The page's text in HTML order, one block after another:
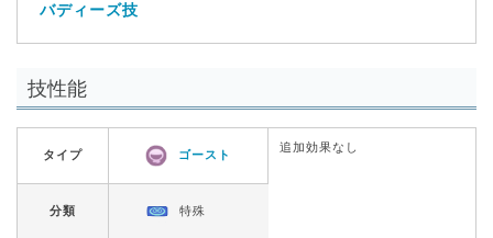
バディーズ技
技性能
タイプ ゴースト
追加効果なし
分類 特殊